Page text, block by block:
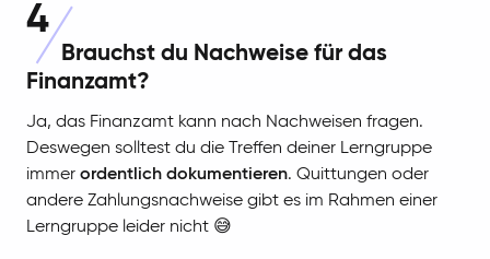
4
Brauchst du Nachweise für das
Finanzamt?
Ja, das Finanzamt kann nach Nachweisen fragen.
Deswegen solltest du die Treffen deiner Lerngruppe
immer ordentlich dokumentieren. Quittungen oder
andere Zahlungsnachweise gibt es im Rahmen einer
Lerngruppe leider nicht 😅